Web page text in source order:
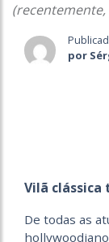
por
Vilã
De todas as